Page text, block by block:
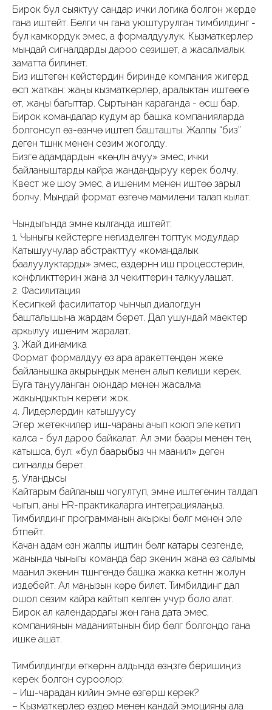
Бирок бул сыяктуу сандар ички логика болгон жерде
гана иштейт. Белги үчүн гана уюштурулган тимбилдинг -
бул камкордук эмес, а формалдуулук. Кызматкерлер
мындай сигналдарды дароо сезишет, а жасалмалык
заматта билинет.
Биз иштеген кейстердин биринде компания жигердүү
өсүп жаткан: жаңы кызматкерлер, аралыктан иштөөгө
өтүү, жаңы багыттар. Сыртынан караганда - өсүш бар.
Бирок командалар кудум ар башка компанияларда
болгонсуп өз-өзүнчө иштеп башташты. Жалпы “биз”
деген түшүнүк менен сезим жоголду.
Бизге адамдардын «көңүлүн ачуу» эмес, ички
байланыштарды кайра жандандыруу керек болчу.
Квест же шоу эмес, а ишеним менен иштөө зарыл
болчу. Мындай формат өзгөчө мамилени талап кылат.
Чындыгында эмне кылганда иштейт:
1. Чыныгы кейстерге негизделген топтук модулдар
Катышуучулар абстракттуу «командалык
баалуулуктарды» эмес, өздөрүнүн иш процесстерин,
конфликттерин жана үзүлүү чекиттерин талкуулашат.
2. Фасилитация
Кесипкөй фасилитатор чынчыл диалогдун
башталышына жардам берет. Дал ушундай маектер
аркылуу ишеним жаралат.
3. Жай динамика
Формат формалдуу өз ара аракеттенүүдөн жеке
байланышка акырындык менен алып келиши керек.
Буга таңууланган оюндар менен жасалма
жакындыктын кереги жок.
4. Лидерлердин катышуусу
Эгер жетекчилер иш-чараны ачып коюп эле кетип
калса - бул дароо байкалат. Ал эми баары менен тең
катышса, бул: «бул баарыбыз үчүн маанилүү» деген
сигналды берет.
5. Уландысы
Кайтарым байланыш чогултуп, эмне иштегенин талдап
чыгып, аны HR-практикаларга интеграциялаңыз.
Тимбилдинг программанын акыркы бөлүгү менен эле
бүтпөйт.
Качан адам өзүн жалпы иштин бөлүгү катары сезгенде,
жанында чыныгы команда бар экенин жана өз салымы
маанилүү экенин түшүнгөндө башка жакка кетүүнүн жолун
издебейт. Ал маңызын көрө билет. Тимбилдинг дал
ошол сезим кайра кайтып келген учур боло алат.
Бирок ал календардагы жөн гана дата эмес,
компаниянын маданиятынын бир бөлүгү болгондо гана
ишке ашат.
Тимбилдингди өткөрүүнүн алдында өзүңүзгө беришиңиз
керек болгон суроолор:
– Иш-чарадан кийин эмне өзгөрүшү керек?
– Кызматкерлер өздөрү менен кандай эмоцияны ала